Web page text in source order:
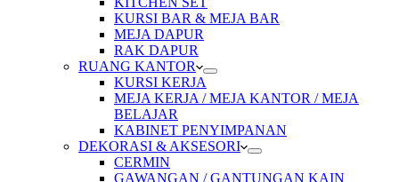
KURSI BAR & MEJA BAR
MEJA DAPUR
RAK DAPUR
RUANG KANTOR
KURSI KERJA
MEJA KERJA / MEJA KANTOR / MEJA
BELAJAR
KABINET PENYIMPANAN
DEKORASI & AKSESORI
CERMIN
GAWANGAN / GANTUNGAN KAIN